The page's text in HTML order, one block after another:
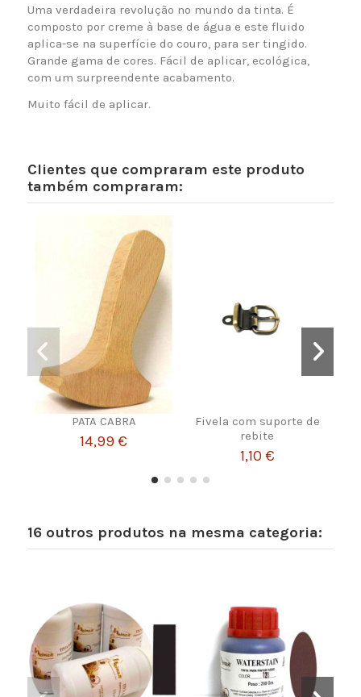
Uma verdadeira revolução no mundo da tinta. É
composto por creme à base de água e este fluido
aplica-se na superfície do couro, para ser tingido.
Grande gama de cores. Fácil de aplicar, ecológica,
com um surpreendente acabamento.
Muito fácil de aplicar.
Clientes que compraram este produto
também compraram:
PATA CABRA
14,99 €
Fivela com suporte de
rebite
1,10 €
16 outros produtos na mesma categoria: